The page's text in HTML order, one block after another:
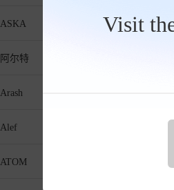
Visit
ASKA
阿尔特
Arash
Alef
ATOM